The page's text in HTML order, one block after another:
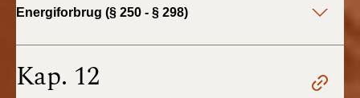
Energiforbrug (§ 250 - § 298)
Kap. 12